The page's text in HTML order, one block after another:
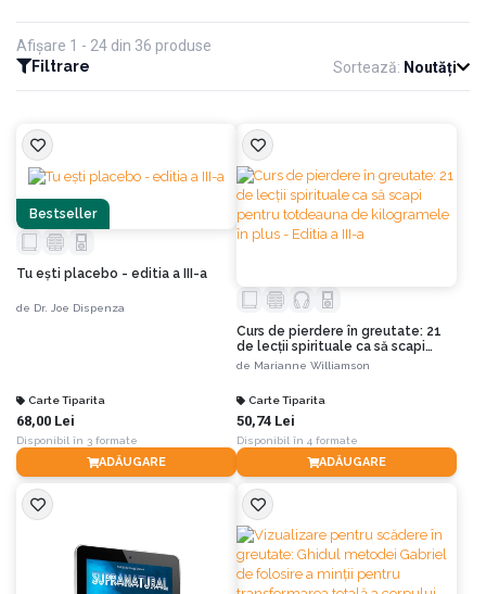
Afișare 1 - 24 din 36 produse
Filtrare
Sortează: Noutăți
Bestseller
Tu eşti placebo - editia a III-a
de Dr. Joe Dispenza
Carte Tiparita
68,00 Lei
Disponibil în 3 formate
ADĂUGARE
Curs de pierdere în greutate: 21
de lecţii spirituale ca să scapi
pentru totdeauna de kilogramele
de Marianne Williamson
Carte Tiparita
50,74 Lei
Disponibil în 4 formate
ADĂUGARE